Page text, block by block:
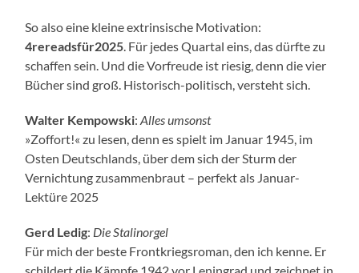
So also eine kleine extrinsische Motivation:
4rereadsfür2025. Für jedes Quartal eins, das dürfte zu
schaffen sein. Und die Vorfreude ist riesig, denn die vier
Bücher sind groß. Historisch-politisch, versteht sich.
Walter Kempowski:Alles umsonst
»Zoffort!« zu lesen, denn es spielt im Januar 1945, im
Osten Deutschlands, über dem sich der Sturm der
Vernichtung zusammenbraut – perfekt als Januar-
Lektüre 2025
Gerd Ledig: Die Stalinorgel
Für mich der beste Frontkriegsroman, den ich kenne. Er